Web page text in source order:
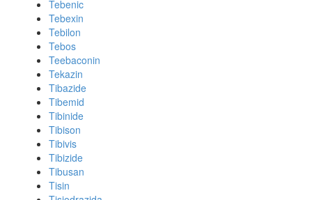
Tebenic
Tebexin
Tebilon
Tebos
Teebaconin
Tekazin
Tibazide
Tibemid
Tibinide
Tibison
Tibivis
Tibizide
Tibusan
Tisin